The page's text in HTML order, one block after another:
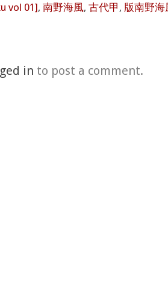
vol 01], 南野海風, 古代甲 , 版南野海
in to post a comment.